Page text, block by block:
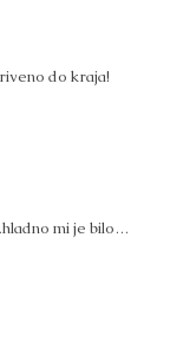
do kraja!
mi je bilo…